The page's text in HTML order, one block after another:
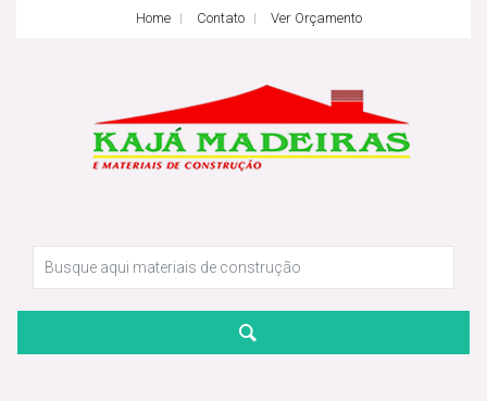
Home Contato Ver Orçamento